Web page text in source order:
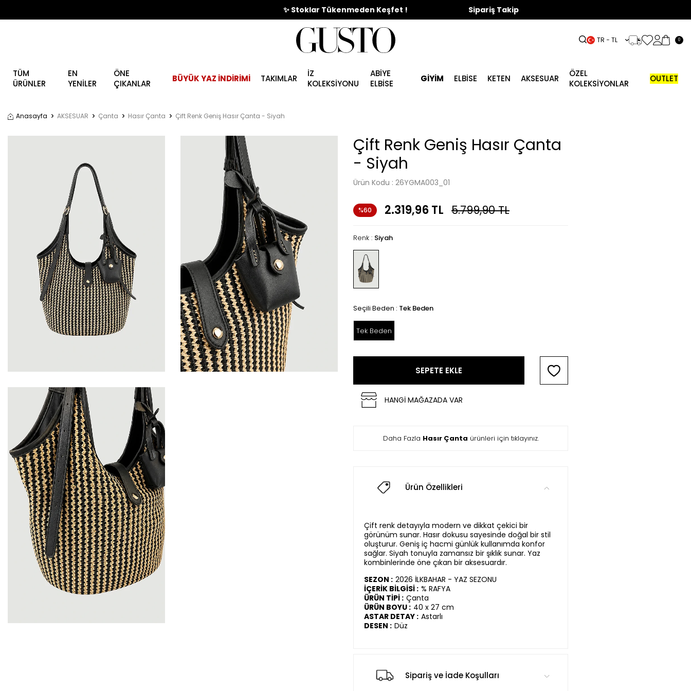
🎉%70'e Varan Büyük Yaz İndirim Başladı !
✨ Stoklar Tükenmeden Keşfet ! Sipariş Takip
TR − TL 0
TÜM
ÜRÜNLER
EN
YENİLER
ÖNE
ÇIKANLAR
BÜYÜK YAZ İNDİRİMİ TAKIMLAR
İZ
KOLEKSİYONU
ABİYE
ELBİSE
GİYİM ELBISE KETEN AKSESUAR
ÖZEL
KOLEKSİYONLAR
OUTLET
Anasayfa AKSESUAR Çanta Hasır Çanta Çift Renk Geniş Hasır Çanta - Siyah
Çift Renk Geniş Hasır Çanta
- Siyah
Ürün Kodu : 26YGMA003_01
%60 2.319,96TL 5.799,90TL
Renk : Siyah
Seçili Beden : Tek Beden
Tek Beden
SEPETE EKLE
HANGİ MAĞAZADA VAR
Daha Fazla Hasır Çanta ürünleri için tıklayınız.
Ürün Özellikleri
Çift renk detayıyla modern ve dikkat çekici bir
görünüm sunar. Hasır dokusu sayesinde doğal bir stil
oluşturur. Geniş iç hacmi günlük kullanımda konfor
sağlar. Siyah tonuyla zamansız bir şıklık sunar. Yaz
kombinlerinde öne çıkan bir aksesuardır.
SEZON : 2026 İLKBAHAR - YAZ SEZONU
İÇERİK BİLGİSİ : % RAFYA
ÜRÜN TİPİ : Çanta
ÜRÜN BOYU : 40 x 27 cm
ASTAR DETAY : Astarlı
DESEN : Düz
Sipariş ve İade Koşulları